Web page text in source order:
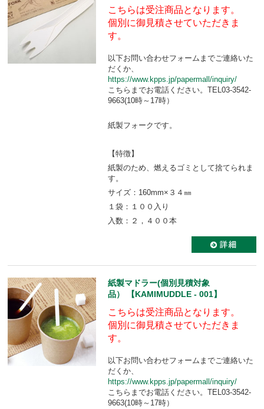
こちらは受注商品となります。
個別に御見積させていただきま
す。
以下お問い合わせフォームまでご連絡いた
だくか、
https://www.kpps.jp/papermall/inquiry/
こちらまでお電話ください。TEL03-3542-
9663(10時～17時）
紙製フォークです。
【特徴】
紙製のため、燃えるゴミとして捨てられま
す。
サイズ：160mm×３４㎜
１袋：１００入り
入数：２，４００本
紙製マドラー(個別見積対象
品） 【KAMIMUDDLE - 001】
こちらは受注商品となります。
個別に御見積させていただきま
す。
以下お問い合わせフォームまでご連絡いた
だくか、
https://www.kpps.jp/papermall/inquiry/
こちらまでお電話ください。TEL03-3542-
9663(10時～17時）